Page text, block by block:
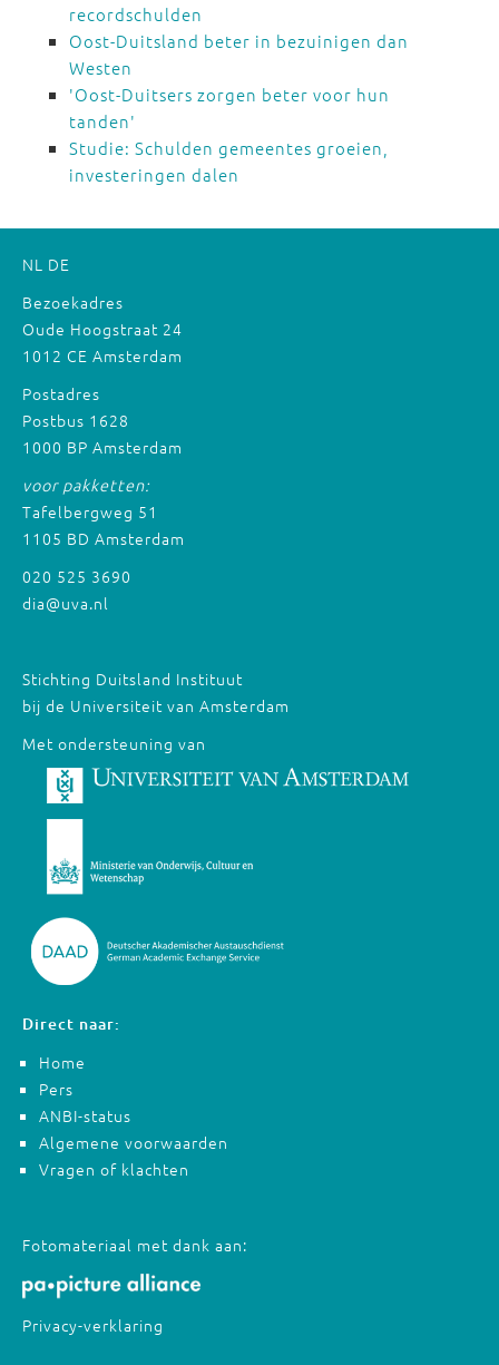
recordschulden
Oost-Duitsland beter in bezuinigen dan
Westen
'Oost-Duitsers zorgen beter voor hun
tanden'
Studie: Schulden gemeentes groeien,
investeringen dalen
NL DE
Bezoekadres
Oude Hoogstraat 24
1012 CE Amsterdam
Postadres
Postbus 1628
1000 BP Amsterdam
voor pakketten:
Tafelbergweg 51
1105 BD Amsterdam
020 525 3690
dia@uva.nl
Stichting Duitsland Instituut
bij de Universiteit van Amsterdam
Met ondersteuning van
Direct naar:
Home
Pers
ANBI-status
Algemene voorwaarden
Vragen of klachten
Fotomateriaal met dank aan:
Privacy-verklaring